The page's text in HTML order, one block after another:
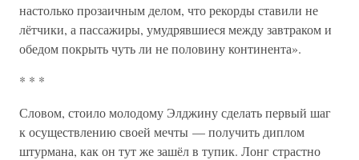
настолько прозаичным делом, что рекорды ставили не
лётчики, а пассажиры, умудрявшиеся между завтраком и
обедом покрыть чуть ли не половину континента».
* * *
Словом, стоило молодому Элджину сделать первый шаг
к осуществлению своей мечты — получить диплом
штурмана, как он тут же зашёл в тупик. Лонг страстно